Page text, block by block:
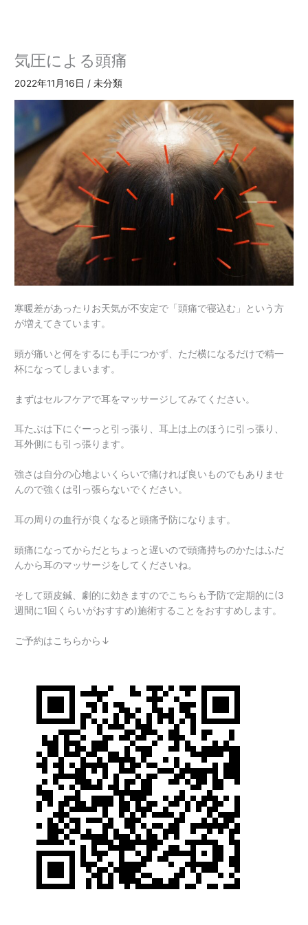
気圧による頭痛
2022年11月16日/未分類
寒暖差があったりお天気が不安定で「頭痛で寝込む」という方
が増えてきています。
頭が痛いと何をするにも手につかず、ただ横になるだけで精一
杯になってしまいます。
まずはセルフケアで耳をマッサージしてみてください。
耳たぶは下にぐーっと引っ張り、耳上は上のほうに引っ張り、
耳外側にも引っ張ります。
強さは自分の心地よいくらいで痛ければ良いものでもありませ
んので強くは引っ張らないでください。
耳の周りの血行が良くなると頭痛予防になります。
頭痛になってからだとちょっと遅いので頭痛持ちのかたはふだ
んから耳のマッサージをしてくださいね。
そして頭皮鍼、劇的に効きますのでこちらも予防で定期的に(3
週間に1回くらいがおすすめ)施術することをおすすめします。
ご予約はこちらから↓